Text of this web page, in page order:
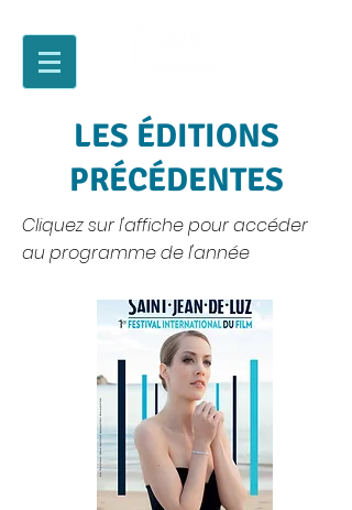
LES ÉDITIONS
PRÉCÉDENTES
Cliquez sur l'affiche pour accéder
au programme de l'année